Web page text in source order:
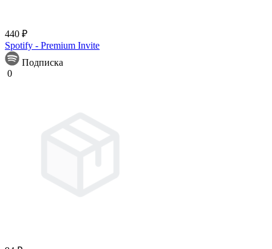
440 ₽
Spotify - Premium Invite
Подписка
0